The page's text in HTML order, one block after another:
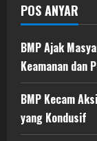
POS ANYAR
BMP Ajak
Keamanan dan
BMP Kecam
yang Kondusif